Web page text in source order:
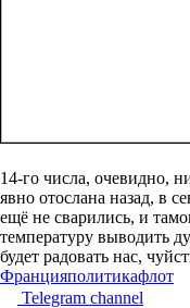
14-го числа, очевидно,
явно отослана назад, в
ещё не сварились, и
температуру выводить
будет радовать нас,
Францияполитикафлот
Telegram channel